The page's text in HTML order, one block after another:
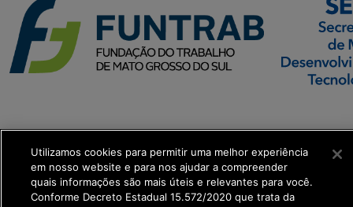
Executiva de
Transformação Digital
get_footer();
Utilizamos cookies para permitir uma melhor experiência
em nosso website e para nos ajudar a compreender
quais informações são mais úteis e relevantes para você.
Conforme Decreto Estadual 15.572/2020 que trata da